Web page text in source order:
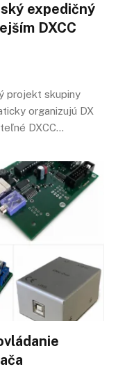
expedičný
DXCC
projekt skupiny
organizujú DX
DXCC…